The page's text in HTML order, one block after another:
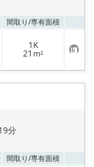
間取り/専有面積
1K
21 m² お
気
に
り
分
間取り/専有面積